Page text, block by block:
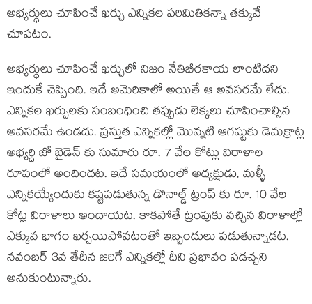
అభ్యర్ధులు చూపించే ఖర్చు ఎన్నికల పరిమితికన్నా తక్కువే
చూపటం.
అభ్యర్ధులు చూపించే ఖర్చులో నిజం నేతిబీరకాయ లాంటిదని
ఇందుకే చెప్పింది. ఇదే అమెరికాలో అయితే ఆ అవసరమే లేదు.
ఎన్నికల ఖర్చులకు సంబంధించి తప్పుడు లెక్కలు చూపించాల్సిన
అవసరమే ఉండదు. ప్రస్తుత ఎన్నికల్లో మొన్నటి ఆగష్టుకు డెమక్రాట్ల
అభ్యర్ధి జో బైడెన్ కు సుమారు రూ. 7 వేల కోట్లు విరాళాల
రూపంలో అందిందట. ఇదే సమయంలో అధ్యక్షుడు, మళ్ళీ
ఎన్నికయ్యేందుకు కష్టపడుతున్న డొనాల్డ్ ట్రంప్ కు రూ. 10 వేల
కోట్ల విరాళాలు అందాయట. కాకపోతే ట్రంపుకు వచ్చిన విరాళాల్లో
ఎక్కువ భాగం ఖర్చయిపోవటంతో ఇబ్బందులు పడుతున్నాడట.
నవంబర్ 3వ తేదీన జరిగే ఎన్నికల్లో దీని ప్రభావం పడచ్చని
అనుకుంటున్నారు.